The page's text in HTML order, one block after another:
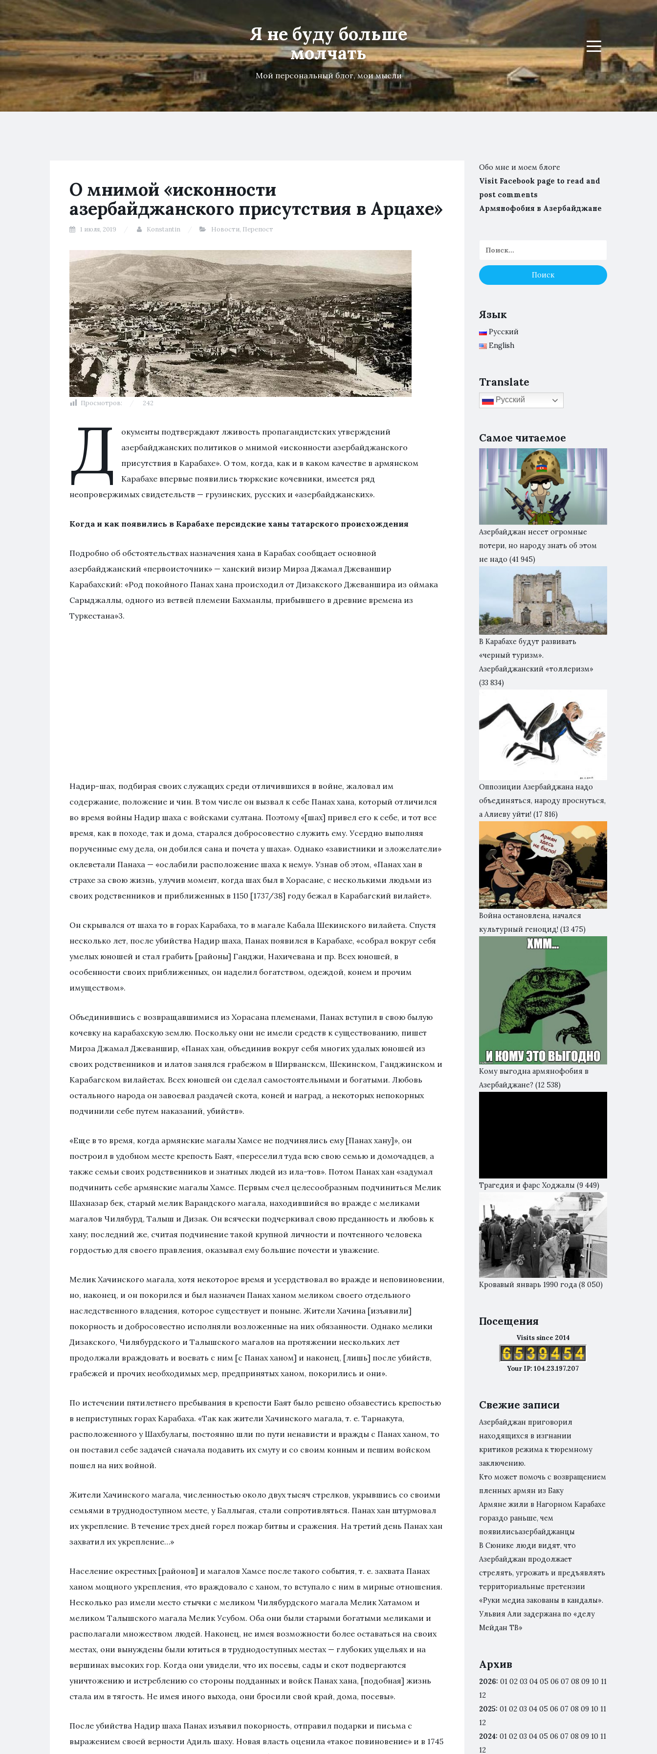
Я не буду больше
молчать
Мой персональный блог, мои мысли
Menu
О мнимой «исконности
азербайджанского присутствия в Арцахе»
1 июля, 2019 Konstantin Новости, Перепост
Просмотров: 242
Д
окументы подтверждают лживость пропагандистских утверждений
азербайджанских политиков о мнимой «исконности азербайджанского
присутствия в Карабахе». О том, когда, как и в каком качестве в армянском
Карабахе впервые появились тюркские кочевники, имеется ряд
неопровержимых свидетельств — грузинских, русских и «азербайджанских».
Когда и как появились в Карабахе персидские ханы татарского происхождения
Подробно об обстоятельствах назначения хана в Карабах сообщает основной
азербайджанский «первоисточник» — ханский визир Мирза Джамал Джеваншир
Карабахский: «Род покойного Панах хана происходил от Дизакского Джеваншира из оймака
Сарыджаллы, одного из ветвей племени Бахманлы, прибывшего в древние времена из
Туркестана»3.
Надир-шах, подбирая своих служащих среди отличившихся в войне, жаловал им
содержание, положение и чин. В том числе он вызвал к себе Панах хана, который отличился
во время войны Надир шаха с войсками султана. Поэтому «[шах] привел его к себе, и тот все
время, как в походе, так и дома, старался добросовестно служить ему. Усердно выполняя
порученные ему дела, он добился сана и почета у шаха». Однако «завистники и зложелатели»
оклеветали Панаха — «ослабили расположение шаха к нему». Узнав об этом, «Панах хан в
страхе за свою жизнь, улучив момент, когда шах был в Хорасане, с несколькими людьми из
своих родственников и приближенных в 1150 [1737/38] году бежал в Карабагский вилайет».
Он скрывался от шаха то в горах Карабаха, то в магале Кабала Шекинского вилайета. Спустя
несколько лет, после убийства Надир шаха, Панах появился в Карабахе, «собрал вокруг себя
умелых юношей и стал грабить [районы] Ганджи, Нахичевана и пр. Всех юношей, в
особенности своих приближенных, он наделил богатством, одеждой, конем и прочим
имуществом».
Объединившись с возвращавшимися из Хорасана племенами, Панах вступил в свою былую
кочевку на карабахскую землю. Поскольку они не имели средств к существованию, пишет
Мирза Джамал Джеваншир, «Панах хан, объединив вокруг себя многих удалых юношей из
своих родственников и илатов занялся грабежом в Ширвансксм, Шекинском, Ганджинском и
Карабагском вилайетах. Всех юношей он сделал самостоятельными и богатыми. Любовь
остального народа он завоевал раздачей скота, коней и наград, а некоторых непокорных
подчинили себе путем наказаний, убийств».
«Еще в то время, когда армянские магалы Хамсе не подчинялись ему [Панах хану]», он
построил в удобном месте крепость Баят, «переселил туда всю свою семью и домочадцев, а
также семьи своих родственников и знатных людей из ила-тов». Потом Панах хан «задумал
подчинить себе армянские магалы Хамсе. Первым счел целесообразным подчиниться Мелик
Шахназар бек, старый мелик Варандского магала, находившийся во вражде с меликами
магалов Чилябурд, Талыш и Дизак. Он всячески подчеркивал свою преданность и любовь к
хану; последний же, считая подчинение такой крупной личности и почтенного человека
гордостью для своего правления, оказывал ему большие почести и уважение.
Мелик Хачинского магала, хотя некоторое время и усердствовал во вражде и неповиновении,
но, наконец, и он покорился и был назначен Панах ханом меликом своего отдельного
наследственного владения, которое существует и поныне. Жители Хачина [изъявили]
покорность и добросовестно исполняли возложенные на них обязанности. Однако мелики
Дизакского, Чилябурдского и Талышского магалов на протяжении нескольких лет
продолжали враждовать и воевать с ним [с Панах ханом] и наконец, [лишь] после убийств,
грабежей и прочих необходимых мер, предпринятых ханом, покорились и они».
По истечении пятилетнего пребывания в крепости Баят было решено обзавестись крепостью
в неприступных горах Карабаха. «Так как жители Хачинского магала, т. е. Тарнакута,
расположенного у Шахбулагы, постоянно шли по пути ненависти и вражды с Панах ханом, то
он поставил себе задачей сначала подавить их смуту и со своим конным и пешим войском
пошел на них войной.
Жители Хачинского магала, численностью около двух тысяч стрелков, укрывшись со своими
семьями в труднодоступном месте, у Баллыгая, стали сопротивляться. Панах хан штурмовал
их укрепление. В течение трех дней горел пожар битвы и сражения. На третий день Панах хан
захватил их укрепление…»
Население окрестных [районов] и магалов Хамсе после такого события, т. е. захвата Панах
ханом мощного укрепления, «то враждовало с ханом, то вступало с ним в мирные отношения.
Несколько раз имели место стычки с меликом Чилябурдского магала Мелик Хатамом и
меликом Талышского магала Мелик Усубом. Оба они были старыми богатыми меликами и
располагали множеством людей. Наконец, не имея возможности более оставаться на своих
местах, они вынуждены были ютиться в труднодоступных местах — глубоких ущельях и на
вершинах высоких гор. Когда они увидели, что их посевы, сады и скот подвергаются
уничтожению и истреблению со стороны подданных и войск Панах хана, [подобная] жизнь
стала им в тягость. Не имея иного выхода, они бросили свой край, дома, посевы».
После убийства Надир шаха Панах изъявил покорность, отправил подарки и письма с
выражением своей верности Адиль шаху. Новая власть оценила «такое повиновение» и в 1745
Обо мне и моем блоге
Visit Facebook page to read and
post comments
Армянофобия в Азербайджане
Язык
Русский
English
Translate
Русский
Самое читаемое
Азербайджан несет огромные
потери, но народу знать об этом
не надо (41 945)
В Карабахе будут развивать
«черный туризм».
Азербайджанский «толлеризм»
(33 834)
Оппозиции Азербайджана надо
объединяться, народу проснуться,
а Алиеву уйти! (17 816)
Война остановлена, начался
культурный геноцид! (13 475)
Кому выгодна армянофобия в
Азербайджане? (12 538)
Трагедия и фарс Ходжалы (9 449)
Кровавый январь 1990 года (8 050)
Посещения
Visits since 2014
Your IP: 104.23.197.207
Свежие записи
Азербайджан приговорил
находящихся в изгнании
критиков режима к тюремному
заключению.
Кто может помочь с возвращением
пленных армян из Баку
Армяне жили в Нагорном Карабахе
гораздо раньше, чем
появилисьазербайджанцы
В Сюнике люди видят, что
Азербайджан продолжает
стрелять, угрожать и предъявлять
территориальные претензии
«Руки медиа закованы в кандалы».
Ульвия Али задержана по «делу
Мейдан ТВ»
Архив
2026: 01 02 03 04 05 06 07 08 09 10 11
12
2025: 01 02 03 04 05 06 07 08 09 10 11
12
2024: 01 02 03 04 05 06 07 08 09 10 11
12